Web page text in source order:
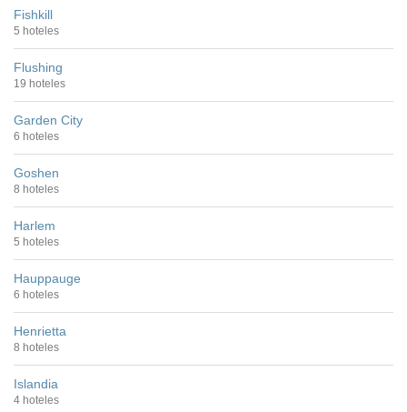
Fishkill
5 hoteles
Flushing
19 hoteles
Garden City
6 hoteles
Goshen
8 hoteles
Harlem
5 hoteles
Hauppauge
6 hoteles
Henrietta
8 hoteles
Islandia
4 hoteles